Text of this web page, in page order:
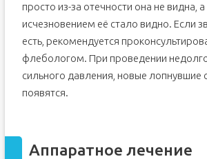
просто из-за отечности она не видна, а
исчезновением её стало видно. Если
есть, рекомендуется
флебологом. При проведении
сильного давления, новые лопнувшие
появятся.
Аппаратное лечение